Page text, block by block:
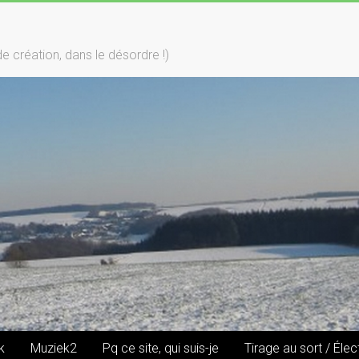
création, dans le désordre !)
Muziek2 Pq ce site, qui suis-je Tirage au sort /